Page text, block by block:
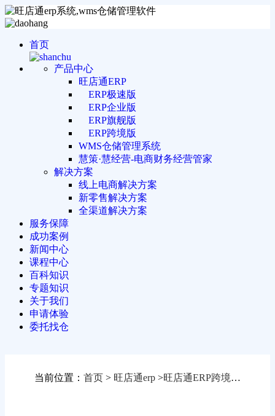
首页
产品中心
旺店通ERP
ERP极速版
ERP企业版
ERP旗舰版
ERP跨境版
WMS仓储管理系统
慧策·慧经营-电商财务经营管家
解决方案
线上电商解决方案
新零售解决方案
全渠道解决方案
服务保障
成功案例
新闻中心
课程中心
百科知识
专题知识
关于我们
申请体验
委托找仓
当前位置： 首页 > 旺店通erp >旺店通ERP跨境版 仓库作业体验